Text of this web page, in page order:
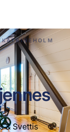
& Svettis